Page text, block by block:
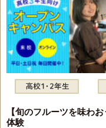
【旬のフルーツを味わ
体験